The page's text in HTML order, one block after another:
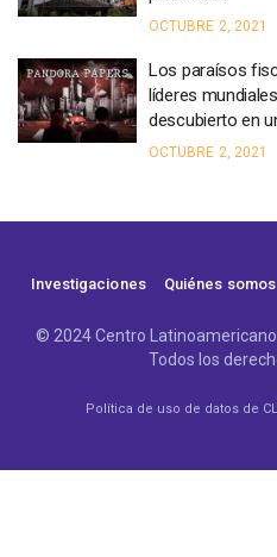
OCTUBRE 2, 2021
Los paraísos
líderes
descubierto en
OCTUBRE 2, 2021
Investigaciones Quiénes somos
© 2024 Centro
Todos los
Política de uso de datos de